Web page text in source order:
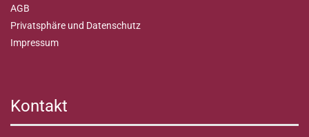
AGB
Privatsphäre und Datenschutz
Impressum
Kontakt